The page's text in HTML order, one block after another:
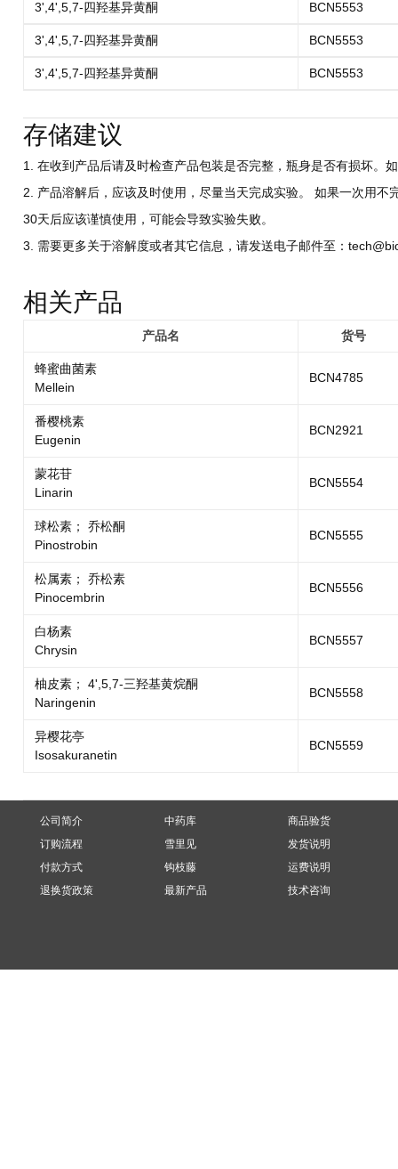
3',4',5,7-四羟基异黄酮 BCN5553
3',4',5,7-四羟基异黄酮 BCN5553
3',4',5,7-四羟基异黄酮 BCN5553
存储建议
1. 在收到产品后请及时检查产品包装是否完整，瓶身是否有损坏。
2. 产品溶解后，应该及时使用，尽量当天完成实验。 如果一次用
30天后应该谨慎使用，可能会导致实验失败。
3. 需要更多关于溶解度或者其它信息，请发送电子邮件至：
相关产品
产品名 货号
蜂蜜曲菌素
Mellein
BCN4785
番樱桃素
Eugenin
BCN2921
蒙花苷
Linarin
BCN5554
球松素； 乔松酮
Pinostrobin
BCN5555
松属素； 乔松素
Pinocembrin
BCN5556
白杨素
Chrysin
BCN5557
柚皮素； 4',5,7-三羟基黄烷酮
Naringenin
BCN5558
异樱花亭
Isosakuranetin
BCN5559
公司简介
订购流程
付款方式
退换货政策
中药库
雪里见
钩枝藤
最新产品
商品验货
发货说明
运费说明
技术咨询